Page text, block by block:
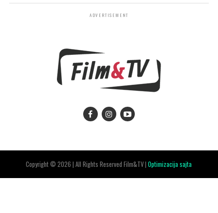
ADVERTISEMENT
Copyright © 2026 | All Rights Reserved Film&TV |Optimizacija sajta